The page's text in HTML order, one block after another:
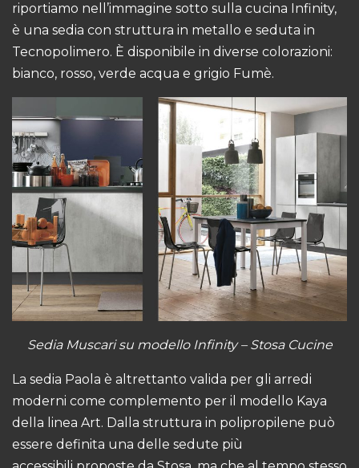
riportiamo nell’immagine sotto sulla cucina Infinity,
è una sedia con struttura in metallo e seduta in
Tecnopolimero. È disponibile in diverse colorazioni:
bianco, rosso, verde acqua e grigio Fumè.
Sedia Muscari su modello Infinity– Stosa Cucine
La sedia Paola è altrettanto valida per gli arredi
moderni come complemento per il modello Kaya
della linea Art. Dalla struttura in polipropilene può
essere definita una delle sedute più